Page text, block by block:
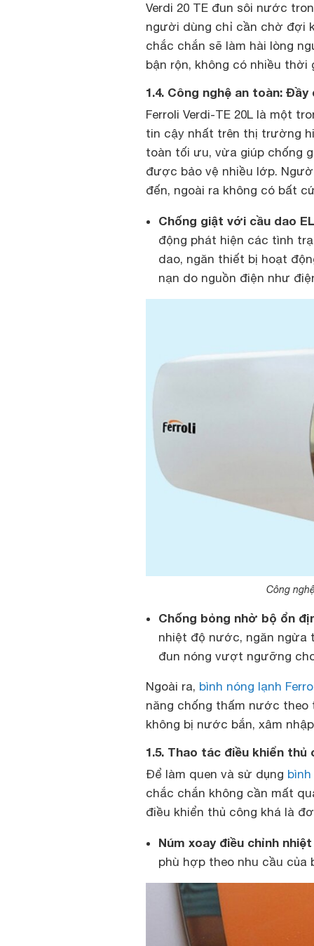
Verdi 20 TE đun sôi nước
người dùng chỉ cần chờ đợi
chắc chắn sẽ làm hài lòng
bận rộn, không có nhiều thời
1.4. Công nghệ an toàn:
Ferroli Verdi-TE 20L là một
tin cậy nhất trên thị trường
toàn tối ưu, vừa giúp chống
được bảo vệ nhiều lớp.
đến, ngoài ra không có bất
Chống giật với cầu dao
động phát hiện các tình
dao, ngăn thiết bị hoạt
nạn do nguồn điện như
Công
Chống bỏng nhờ bộ ổn
nhiệt độ nước, ngăn ngừa
đun nóng vượt ngưỡng
Ngoài ra, bình nóng lạnh
năng chống thấm nước theo
không bị nước bắn, xâm
1.5. Thao tác điều khiển
Để làm quen và sử dụng
chắc chắn không cần mất
điều khiển thủ công khá là
Núm xoay điều chỉnh
phù hợp theo nhu cầu của